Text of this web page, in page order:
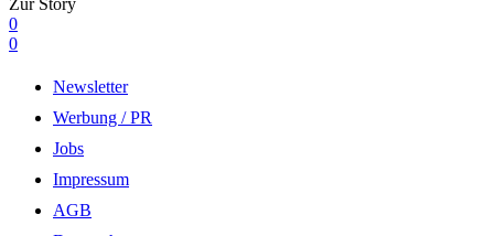
0
0
Newsletter
Werbung / PR
Jobs
Impressum
AGB